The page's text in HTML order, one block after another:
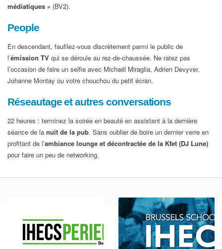
médiatiques » (BV2).
People
En descendant, faufilez-vous discrètement parmi le public de
l’émission TV qui se déroule au rez-de-chaussée. Ne ratez pas
l’occasion de faire un selfie avec Michaël Miraglia, Adrien Devyver,
Johanne Montay ou votre chouchou du petit écran.
Réseautage et autres conversations
22 heures : terminez la soirée en beauté en assistant à la dernière
séance de la nuit de la pub. Sans oublier de boire un dernier verre en
profitant de l’ambiance lounge et décontractée de la Kfet (DJ Lune)
pour faire un peu de networking.